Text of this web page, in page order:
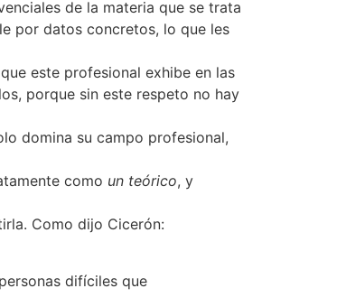
de la materia que se trata
por datos concretos, lo que les
este profesional exhibe en las
porque sin este respeto no hay
domina su campo profesional,
como un teórico, y
Como dijo Cicerón:
difíciles que